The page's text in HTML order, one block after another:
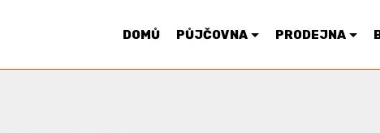
DOMŮ PŮJČOVNA PRODEJNA